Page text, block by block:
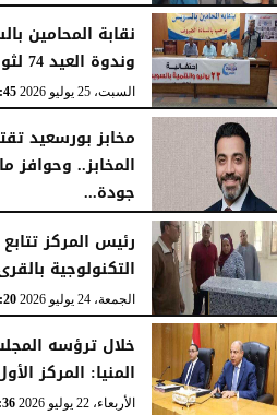
نقابة المحامين
وندوة العيد 74 لثورة 23 يوليو
السبت، 25 يوليو 2026
مخابز بورسعيد
المخابز.. وحوافز
جودة...
السبت، 25 يوليو 2026 05:41 مـ
رئيس المركز تتابع
التكنولوجية
الجمعة، 24 يوليو 2026
خلال ترؤسه
المنيا: المركز
الأربعاء، 22 يوليو 2026